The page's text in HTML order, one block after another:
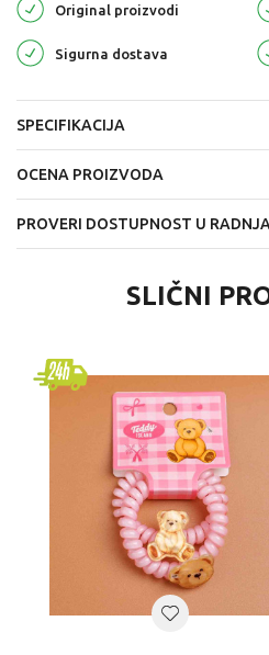
Original proizvodi
Sigurna dostava
SPECIFIKACIJA
OCENA PROIZVODA
PROVERI DOSTUPNOST U
SLIČNI